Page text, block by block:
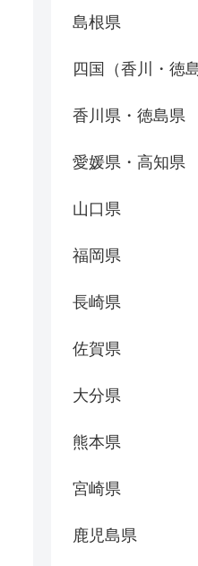
島根県
四国（香川・徳
香川県・徳島県
愛媛県・高知県
山口県
福岡県
長崎県
佐賀県
大分県
熊本県
宮崎県
鹿児島県